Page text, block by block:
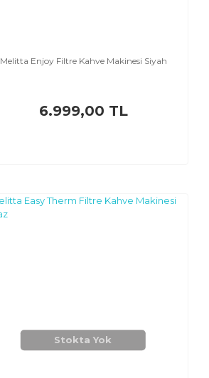
Melitta Enjoy Filtre Kahve Makinesi Siyah
6.999,00 TL
Stokta Yok